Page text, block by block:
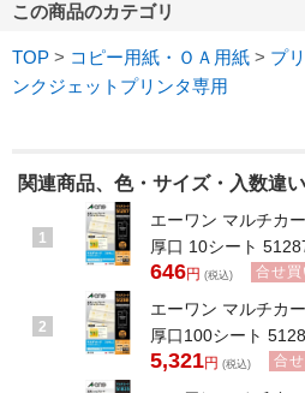
この商品のカテゴリ
TOP > コピー用紙・ＯＡ用紙 > プ
ンクジェットプリンタ専用
関連商品、色・サイズ・入数違
1
エーワン マルチカ
厚口 10シート
646円 (税込) 合せ買
2
エーワン マルチカ
厚口100シート
5,321円 (税込) 合